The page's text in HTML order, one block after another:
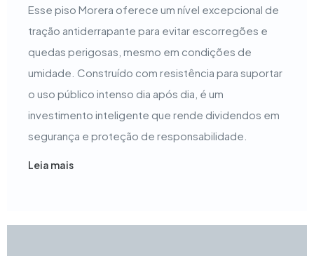
Esse piso Morera oferece um nível excepcional de
tração antiderrapante para evitar escorregões e
quedas perigosas, mesmo em condições de
umidade. Construído com resistência para suportar
o uso público intenso dia após dia, é um
investimento inteligente que rende dividendos em
segurança e proteção de responsabilidade.
Leia mais